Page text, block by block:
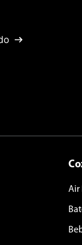
Air